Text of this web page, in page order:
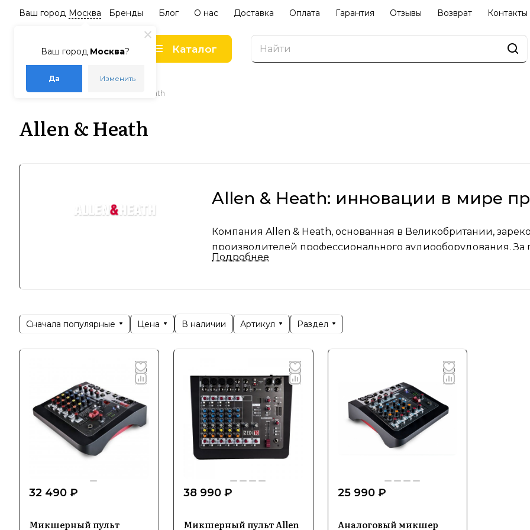
Ваш город Москва?
Да Изменить
Ваш город Москва Бренды Блог О нас Доставка Оплата Гарантия Отзывы Возврат Контакты
Каталог
Главная – Бренды Allen & Heath
Allen & Heath
Allen & Heath: инновации в мире
Компания Allen & Heath, основанная в Великобритании,
производителей профессионального аудиооборудования.
мировую известность благодаря высокому качеству и
решения, которые отвечают самым высоким требованиям
Специализация и ключевые
В ассортименте Allen & Heath представлены микшерные
цифровые и аналоговые консоли, а также
инсталляций. Продукция предназначена для
В основе успеха Allen & Heath лежат передовые технологии
Подробнее
Сначала популярные Цена В наличии Артикул Раздел
32 490 ₽
Микшерный пульт
38 990 ₽
Микшерный пульт Allen
25 990 ₽
Аналоговый микшер